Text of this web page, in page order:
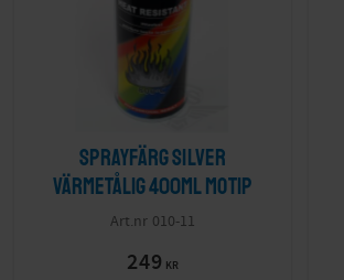
Sprayfärg Silver
värmetålig 400ml Motip
010-11
249 KR